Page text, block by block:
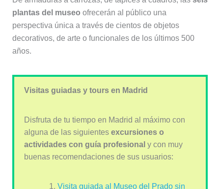
plantas del museo ofrecerán al público una
perspectiva única a través de cientos de objetos
decorativos, de arte o funcionales de los últimos 500
años.
Visitas guiadas y tours en Madrid
Disfruta de tu tiempo en Madrid al máximo con
alguna de las siguientes excursiones o
actividades con guía profesional y con muy
buenas recomendaciones de sus usuarios:
Visita guiada al Museo del Prado sin